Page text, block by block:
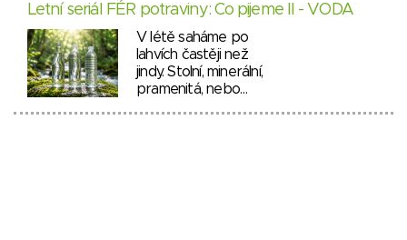
Letní seriál FÉR potraviny: Co pijeme II - VODA
V létě saháme po
lahvích častěji než
jindy. Stolní, minerální,
pramenitá, nebo…